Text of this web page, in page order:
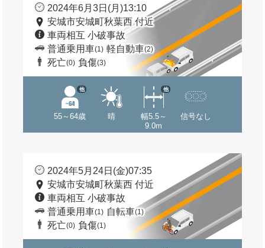
2024年6月3日(月)13:10
安城市安城町秋葉西 付近
車両相互 小破事故
普通乗用車(1) 軽自動車(2)
死亡(0) 負傷(3)
55～64歳
他
晴
幅5.5～
9.0m
他
信号なし
2024年5月24日(金)07:35
安城市安城町秋葉西 付近
車両相互 小破事故
普通乗用車(1) 自転車(1)
死亡(0) 負傷(1)